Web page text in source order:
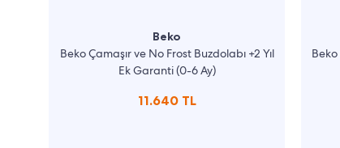
Beko
Beko Çamaşır ve No Frost Buzdolabı +2 Yıl
Ek Garanti (0-6 Ay)
11.640 TL
Beko